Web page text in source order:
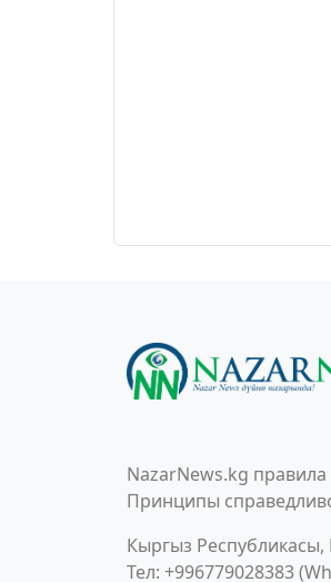
NazarNews.kg правила
Принципы
Кыргыз
Тел: +996779028383